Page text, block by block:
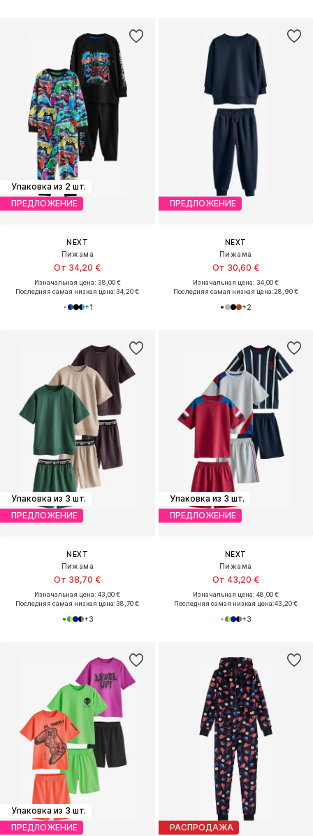
Упаковка из 2 шт.
ПРЕДЛОЖЕНИЕ
NEXT
Пижама
От 34,20 €
Изначальная цена: 38,00 €
Последняя самая низкая цена:34,20 €
+1
ПРЕДЛОЖЕНИЕ
NEXT
Пижама
От 30,60 €
Изначальная цена: 34,00 €
Последняя самая низкая цена:28,90 €
+2
Упаковка из 3 шт.
ПРЕДЛОЖЕНИЕ
NEXT
Пижама
От 38,70 €
Изначальная цена: 43,00 €
Последняя самая низкая цена:38,70 €
+3
Упаковка из 3 шт.
ПРЕДЛОЖЕНИЕ
NEXT
Пижама
От 43,20 €
Изначальная цена: 48,00 €
Последняя самая низкая цена:43,20 €
+3
Упаковка из 3 шт.
ПРЕДЛОЖЕНИЕ
РАСПРОДАЖА